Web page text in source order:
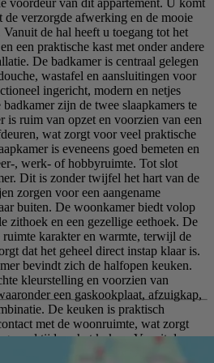
voordeur van dit appartement. U komt
verzorgde afwerking en de mooie
de hal heeft u toegang tot het
een praktische kast met onder andere
De badkamer is centraal gelegen
wastafel en aansluitingen voor
ingericht, modern en netjes
zijn de twee slaapkamers te
is ruim van opzet en voorzien van een
wat zorgt voor veel praktische
is eveneens goed bemeten en
, werk- of hobbyruimte. Tot slot
Dit is zonder twijfel het hart van de
zorgen voor een aangename
buiten. De woonkamer biedt volop
zithoek en een gezellige eethoek. De
ruimte karakter en warmte, terwijl de
dat het geheel direct instap klaar is.
bevindt zich de halfopen keuken.
kleurstelling en voorzien van
een gaskookplaat, afzuigkap,
De keuken is praktisch
met de woonruimte, wat zorgt
tijdens het koken. Vanuit de